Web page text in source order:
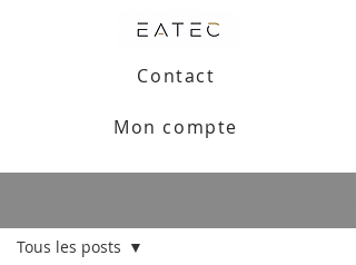
Contact
Mon compte
Tous les posts